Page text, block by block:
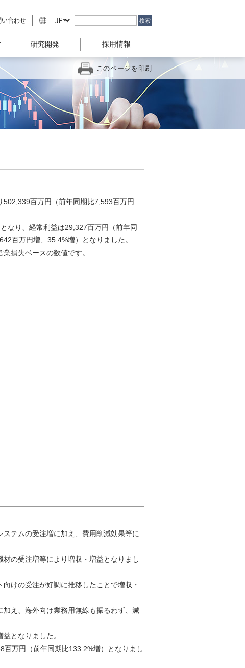
い合わせ
研究開発 採用情報
このページを印刷
百万円（前年同期比7,593百万円
なり、経常利益は29,327百万円（前年同
百万円増、35.4%増）となりました。
損失ベースの数値です。
テムの受注増に加え、費用削減効果等に
の受注増等により増収・増益となりまし
けの受注が好調に推移したことで増収・
え、海外向け業務用無線も振るわず、減
となりました。
万円（前年同期比133.2%増）となりまし